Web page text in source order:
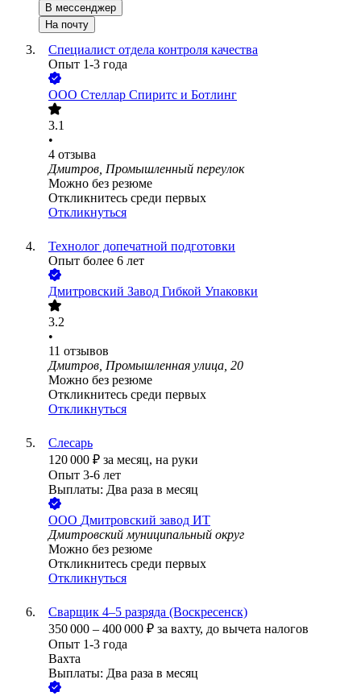
В мессенджер
На почту
Специалист отдела контроля качества
Опыт 1-3 года
ООО Стеллар Спиритс и Ботлинг
3.1
•
4 отзыва
Дмитров, Промышленный переулок
Можно без резюме
Откликнитесь среди первых
Откликнуться
Технолог допечатной подготовки
Опыт более 6 лет
Дмитровский Завод Гибкой Упаковки
3.2
•
11 отзывов
Дмитров, Промышленная улица, 20
Можно без резюме
Откликнитесь среди первых
Откликнуться
Слесарь
120 000 ₽ за месяц, на руки
Опыт 3-6 лет
Выплаты: Два раза в месяц
ООО Дмитровский завод ИТ
Дмитровский муниципальный округ
Можно без резюме
Откликнитесь среди первых
Откликнуться
Сварщик 4–5 разряда (Воскресенск)
350 000 – 400 000 ₽ за вахту, до вычета налогов
Опыт 1-3 года
Вахта
Выплаты: Два раза в месяц